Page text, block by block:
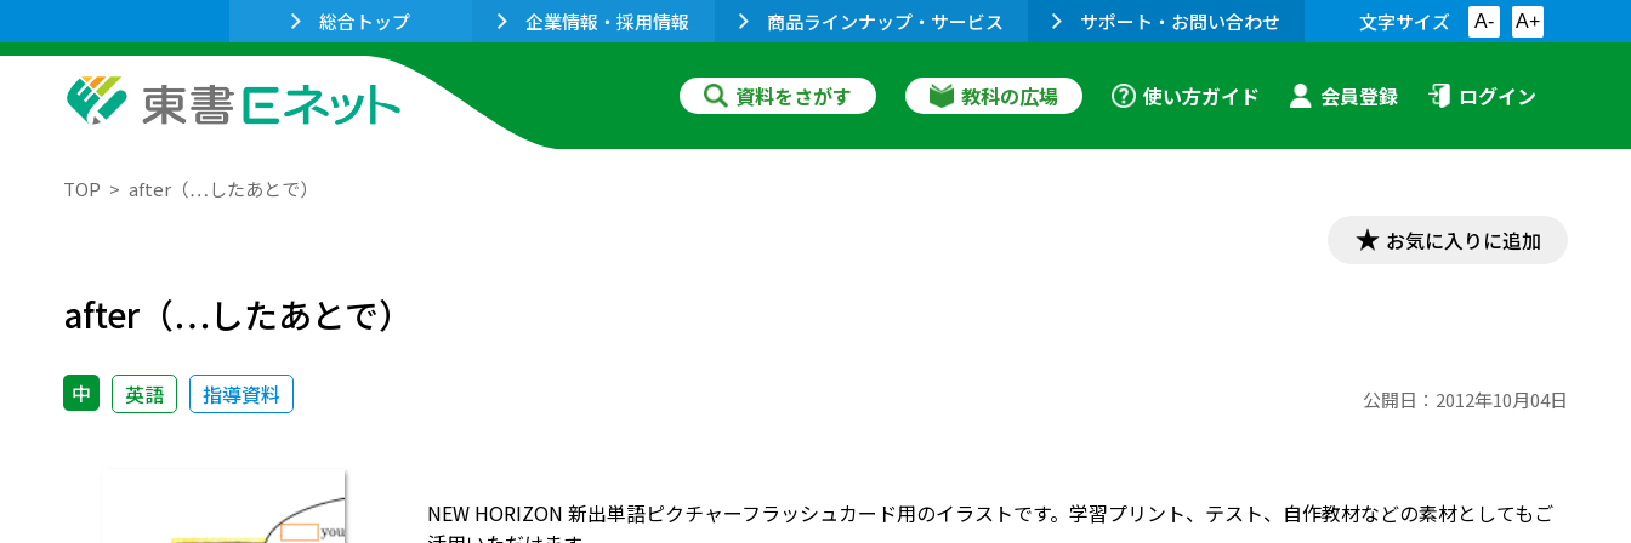
総合トップ 企業情報・採用情報 商品ラインナップ・サービス サポート・お問い合わせ 文字サイズ A- A+
資料をさがす 教科の広場 使い方ガイド 会員登録 ログイン
TOP after（…したあとで）
お気に入りに追加
after（…したあとで）
中 英語 指導資料 公開日： 2012年10月04日
NEW HORIZON 新出単語ピクチャーフラッシュカード用のイラストです。学習プリント、テスト、自作教材などの素材としてもご